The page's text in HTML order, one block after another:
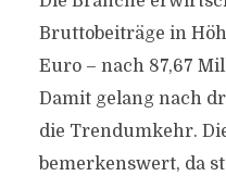
Bruttobeiträge in
Euro – nach 87,67
Damit gelang nach
die Trendumkehr.
bemerkenswert, da